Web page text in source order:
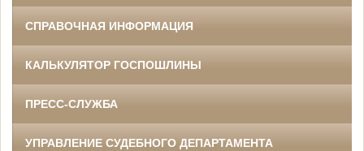
СПРАВОЧНАЯ ИНФОРМАЦИЯ
КАЛЬКУЛЯТОР ГОСПОШЛИНЫ
ПРЕСС-СЛУЖБА
УПРАВЛЕНИЕ СУДЕБНОГО ДЕПАРТАМЕНТА